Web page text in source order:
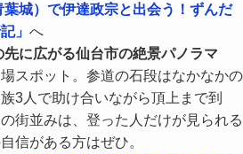
葉城）で伊達政宗と出会う！ずんだ
」 へ
に広がる仙台市の絶景パノラマ
スポット。参道の石段はなかなかの
3人で助け合いながら頂上まで到
街並みは、登った人だけが見られる
信がある方はぜひ。